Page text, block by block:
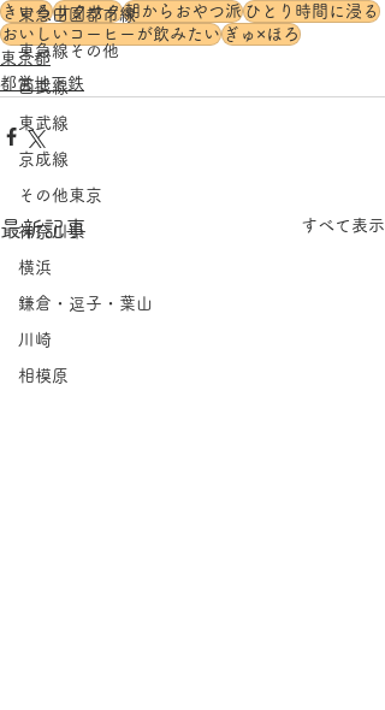
東急田園都市線
東急線その他
西武線
東武線
京成線
その他東京
神奈川県
横浜
鎌倉・逗子・葉山
川崎
相模原
きいろサクサク朝からおやつ派ひとり時間に浸る
おいしいコーヒーが飲みたいぎゅ×ほろ
東京都
都営地下鉄
最新記事 すべて表示